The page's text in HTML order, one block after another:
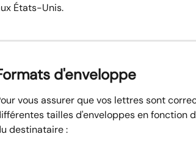
États-Unis.
d'enveloppe
vous assurer que vos lettres sont
tailles d'enveloppes en fonction
destinataire :